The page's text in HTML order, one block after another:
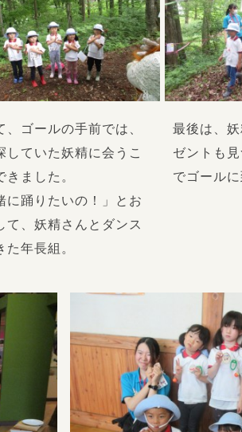
、ゴールの手前では、
していた妖精に会うこ
きました。
に踊りたいの！」とお
て、妖精さんとダンス
た年長組。
最後は、
ゼントも
でゴール